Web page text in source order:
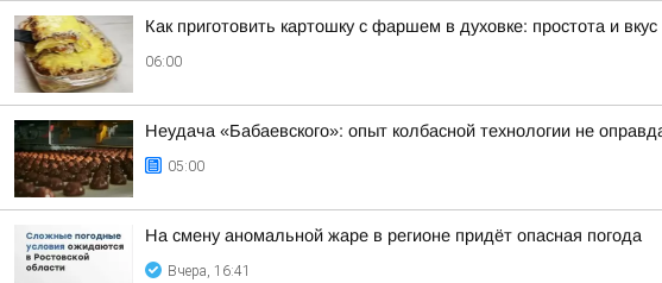
Как приготовить картошку с фаршем в духовке: простота и
06:00
Неудача «Бабаевского»: опыт колбасной технологии не
05:00
На смену аномальной жаре в регионе придёт опасная погода
Вчера, 16:41